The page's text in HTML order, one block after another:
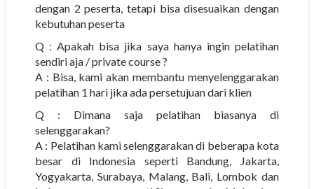
dengan 2 peserta, tetapi bisa disesuaikan dengan
kebutuhan peserta
Q : Apakah bisa jika saya hanya ingin pelatihan
sendiri aja / private course ?
A : Bisa, kami akan membantu menyelenggarakan
pelatihan 1 hari jika ada persetujuan dari klien
Q : Dimana saja pelatihan biasanya di
selenggarakan?
A : Pelatihan kami selenggarakan di beberapa kota
besar di Indonesia seperti Bandung, Jakarta,
Yogyakarta, Surabaya, Malang, Bali, Lombok dan